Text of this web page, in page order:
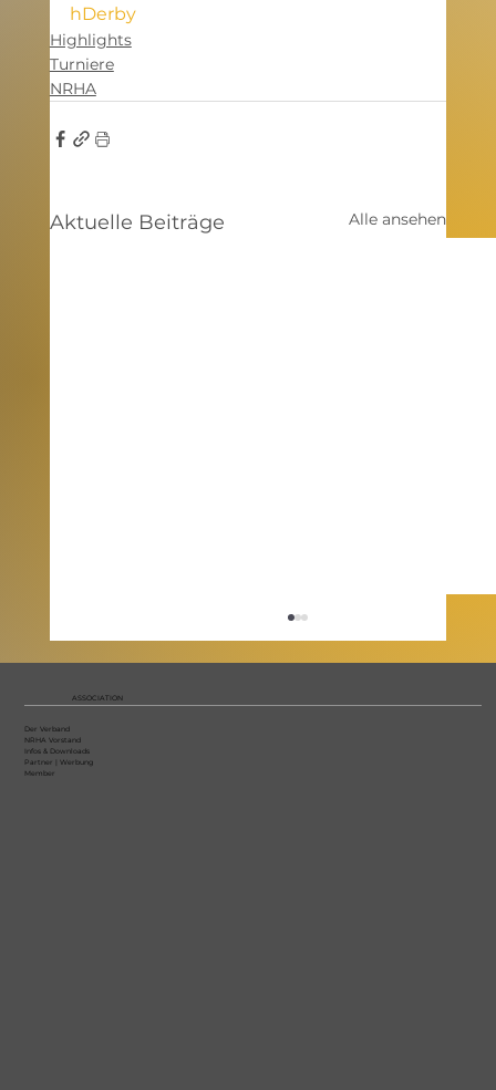
hDerby
Highlights
Turniere
NRHA
Aktuelle Beiträge Alle ansehen
ASSOCIATION
Der Verband
NRHA Vorstand
Infos & Downloads
Partner | Werbung
Member